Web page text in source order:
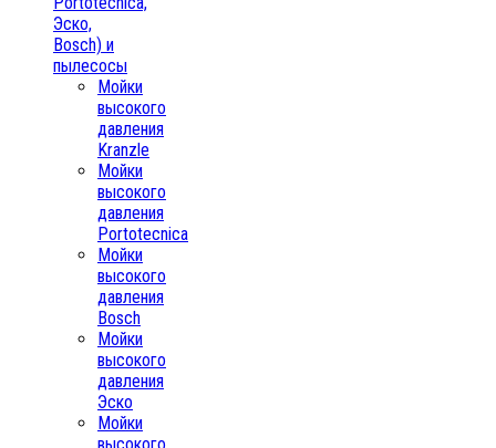
Эско,
Bosch) и
пылесосы
Мойки
высокого
давления
Kranzle
Мойки
высокого
давления
Portotecnica
Мойки
высокого
давления
Bosch
Мойки
высокого
давления
Эско
Мойки